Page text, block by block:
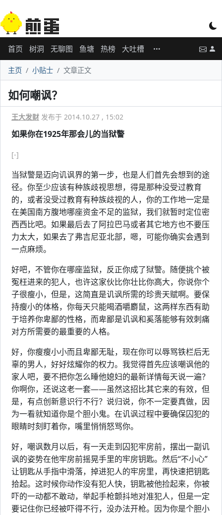
首页 树洞 无聊图 鱼塘 热榜 大吐槽
主页 小贴士 文章正文
如何嘲讽？
王大发财 发布于 2014.10.27 , 15:02
如果你在1925年那会儿的当狱警
[-]
当狱警是迈向讥讽界的第一步，也是人们首先会想到的途
径。你至少应该有种族歧视思想，得是那种没受过教育
的，或者没受过教育有种族歧视的人，你的工作地一定是
在美国南方腹地哪座资金不足的监狱，我们就暂时定位密
西西比吧。如果最后去了阿拉巴马或者其它地方也不要压
力太大，如果去了弗吉尼亚北部，嗯，可能你确实会遇到
一点麻烦。
好吧，不管你在哪座监狱，反正你成了狱警。随便挑个被
冤枉进来的犯人，也许这家伙比你壮比你高大，你说你个
子很瘦小，但是，这简直是讥讽所需的珍贵天赋啊。要保
持瘦小的体格，你每天只能喝酒嚼麝鼠，这两样东西有助
于培养你卑鄙的性格，而卑鄙是讥讽和奚落能够有效刺痛
对方所需要的最重要的人格。
好，你瘦瘦小小而且卑鄙无耻，现在你可以辱骂铁栏后无
辜的男人，好好炫耀你的权力。我觉得首先应该嘲讽他的
家人吧，要不把你怎么睡他媳妇的最新详情每天说一遍？
你啊你，还说这老一套——虽然这招比其它来的有效，但
是，有点创新意识行不行？说归说，你不一定要真做，因
为一看就知道你是个胆小鬼。在讥讽过程中要确保囚犯的
眼睛时刻盯着你，嘴里悄悄怒骂你。
好，嘲讽数月以后，有一天走到囚犯牢房前，摆出一副讥
讽的姿势在他牢房前摇晃手里的牢房钥匙。然后“不小心”
让钥匙从手指中滑落，掉进犯人的牢房里，再快速把钥匙
拾起。这时候你动作没有犯人快，钥匙被他捡起来，你被
吓的一动都不敢动，举起手枪颤抖地对准犯人，但是一定
要记住你已经被吓得不行，没办法开枪。因为你是个胆小